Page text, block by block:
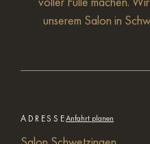
unserem Salon in
ADRESSEAnfahrt planen